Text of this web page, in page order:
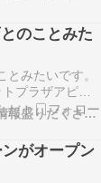
議事録で情報共
に進むことにな
工事実施段階か
のことみた
とみたいです。
プラザアピタ
いです。 場所は
店〒483-8342
ピタ江南西店
江南しえなん｜江南市の情報盛りだくさん！
がオープン